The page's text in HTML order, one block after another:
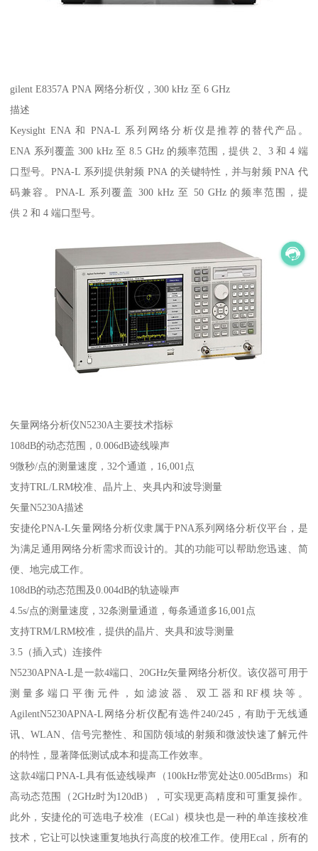
gilent E8357A PNA 网络分析仪，300 kHz 至 6 GHz
描述
Keysight ENA 和 PNA-L 系列网络分析仪是推荐的替代产品。
ENA 系列覆盖 300 kHz 至 8.5 GHz 的频率范围，提供 2、3 和 4 端
口型号。PNA-L 系列提供射频 PNA 的关键特性，并与射频 PNA 代
码兼容。PNA-L 系列覆盖 300 kHz 至 50 GHz 的频率范围，提
供 2 和 4 端口型号。
矢量网络分析仪N5230A主要技术指标
108dB的动态范围，0.006dB迹线噪声
9微秒/点的测量速度，32个通道，16,001点
支持TRL/LRM校准、晶片上、夹具内和波导测量
矢量N5230A描述
安捷伦PNA-L矢量网络分析仪隶属于PNA系列网络分析仪平台，是
为满足通用网络分析需求而设计的。其的功能可以帮助您迅速、简
便、地完成工作。
108dB的动态范围及0.004dB的轨迹噪声
4.5s/点的测量速度，32条测量通道，每条通道多16,001点
支持TRM/LRM校准，提供的晶片、夹具和波导测量
3.5（插入式）连接件
N5230APNA-L是一款4端口、20GHz矢量网络分析仪。该仪器可用于
测量多端口平衡元件，如滤波器、双工器和RF模块等。
AgilentN5230APNA-L网络分析仪配有选件240/245，有助于无线通
讯、WLAN、信号完整性、和国防领域的射频和微波快速了解元件
的特性，显著降低测试成本和提高工作效率。
这款4端口PNA-L具有低迹线噪声（100kHz带宽处达0.005dBrms）和
高动态范围（2GHz时为120dB），可实现更高精度和可重复操作。
此外，安捷伦的可选电子校准（ECal）模块也是一种的单连接校准
技术，它让可以快速重复地执行高度的校准工作。使用Ecal，所有的